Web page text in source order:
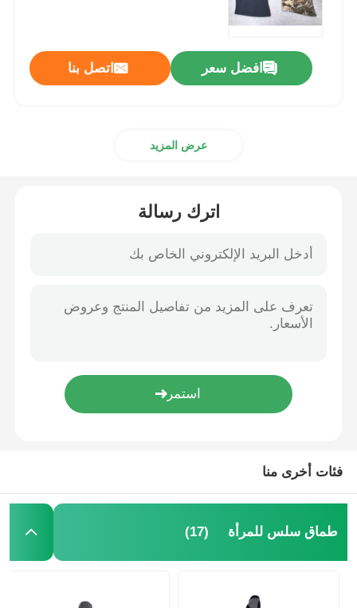
افضل سعر اتصل بنا
عرض المزيد
اترك رسالة
فئات أخرى منا
طماق سلس للمرأة (17)